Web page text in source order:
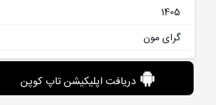
1405
گرای مون
دریافت اپلیکیشن تاپ کوپن